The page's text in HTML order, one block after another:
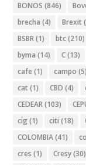
BONOS (846)
brecha (4) Brexit
BSBR(1) btc(210)
byma (14) C(13)
cafe (1) campo (5)
cat (1) CBD (4)
CEDEAR(103)
cig (1) citi (18)
COLOMBIA(41)
cres (1) Cresy(30)